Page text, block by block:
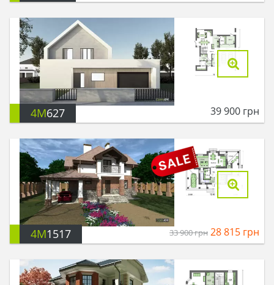
4M627 39 900 грн
4M1517 33 900грн 28 815 грн